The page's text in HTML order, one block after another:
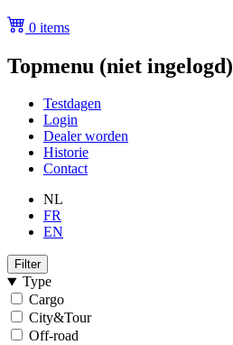
0 items
Topmenu (niet ingelogd)
Testdagen
Login
Dealer worden
Historie
Contact
NL
FR
EN
Filter
Type
Cargo
City&Tour
Off-road